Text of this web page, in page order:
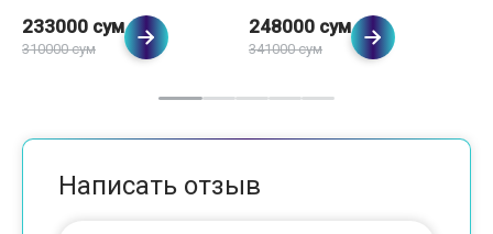
233000 сум
310000 сум
248000 сум
341000 сум
Написать отзыв